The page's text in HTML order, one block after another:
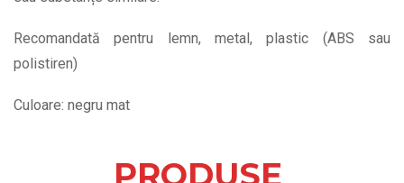
Recomandată pentru lemn, metal, plastic (ABS sau
polistiren)
Culoare: negru mat
PRODUSE